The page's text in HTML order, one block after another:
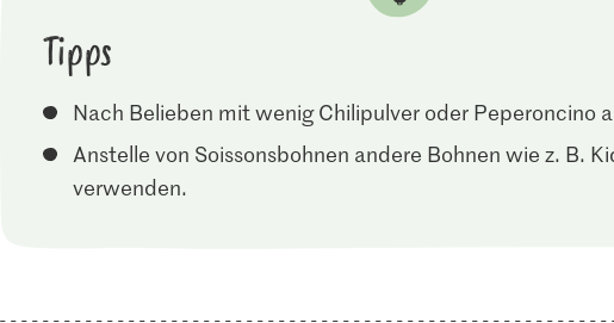
Tipps
Nach Belieben mit wenig Chilipulver oder Peperoncino
Anstelle von Soissonsbohnen andere Bohnen wie z. B.
verwenden.